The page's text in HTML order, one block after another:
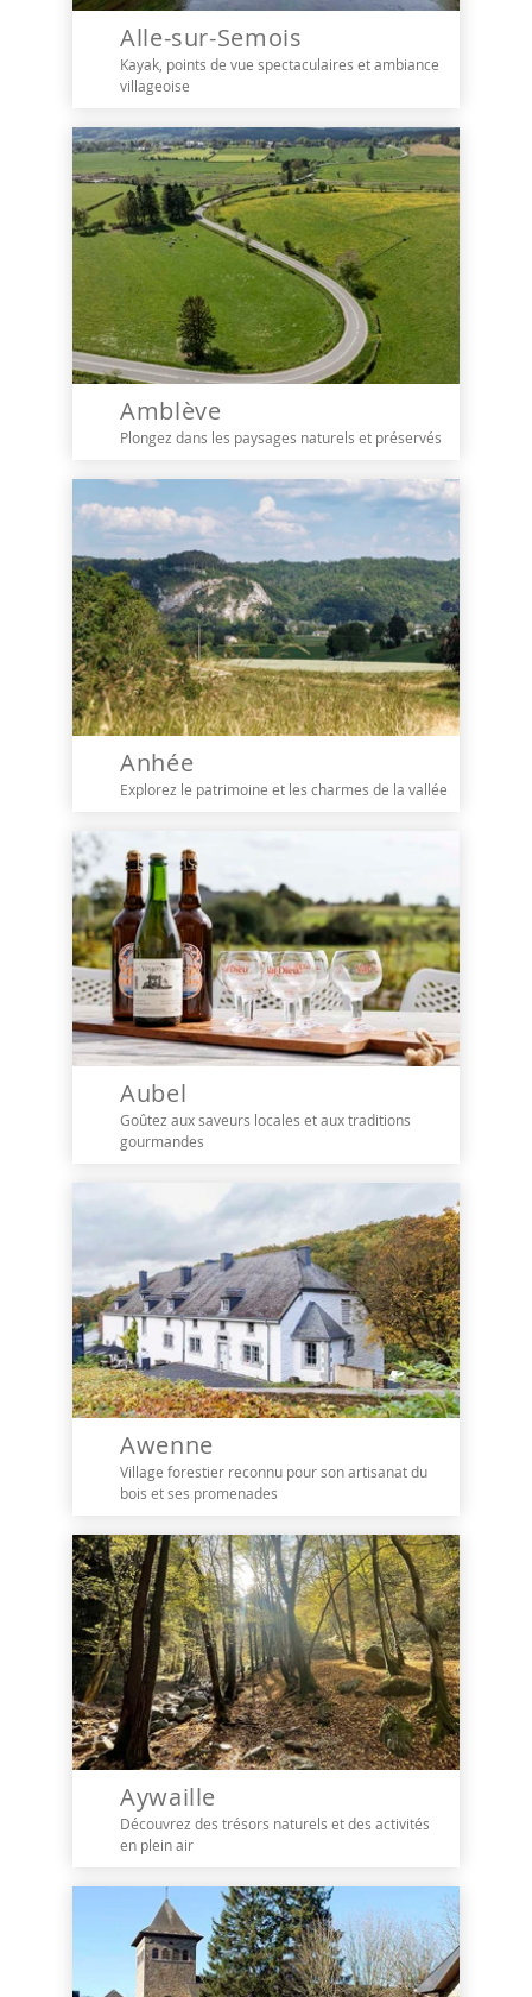
Alle-sur-Semois
Kayak, points de vue spectaculaires et ambiance
villageoise
Amblève
Plongez dans les paysages naturels et préservés
Anhée
Explorez le patrimoine et les charmes de la vallée
Aubel
Goûtez aux saveurs locales et aux traditions
gourmandes
Awenne
Village forestier reconnu pour son artisanat du
bois et ses promenades
Aywaille
Découvrez des trésors naturels et des activités
en plein air